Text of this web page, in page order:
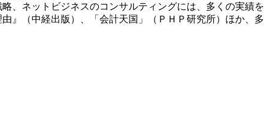
、ネットビジネスのコンサルティングには、多くの実績を
』（中経出版）、「会計天国」（ＰＨＰ研究所）ほか、多